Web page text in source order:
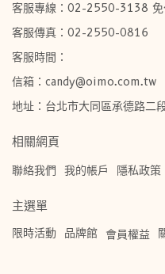
客服專線：02-2550-3138
客服傳真：02-2550-0816
客服時間：
信箱：candy@oimo.com.tw​
地址：台北市大同區承德路二
相關網頁
聯絡我們
我的帳戶 隱私政策
主選單
限時活動
品牌館 會員權益